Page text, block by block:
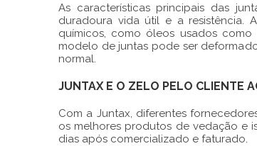
As características principais das
duradoura vida útil e a resistência.
químicos, como óleos usados como
modelo de juntas pode ser
normal.
JUNTAX E O ZELO PELO CLIENTE
Com a Juntax, diferentes
os melhores produtos de vedação e
dias após comercializado e faturado.